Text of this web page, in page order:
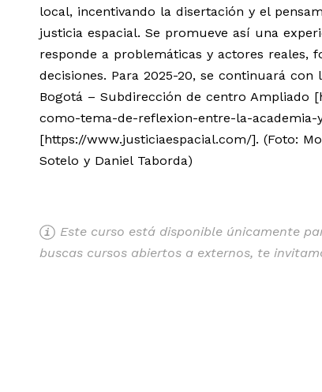
local, incentivando la disertación y el
justicia espacial. Se promueve así una
responde a problemáticas y actores reales,
decisiones. Para 2025-20, se continuará
Bogotá – Subdirección de centro Ampliado
como-tema-de-reflexion-entre-la-
[https://www.justiciaespacial.com/]. (Foto:
Sotelo y Daniel Taborda)
Este curso está disponible únicamente
buscas cursos abiertos a externos, te